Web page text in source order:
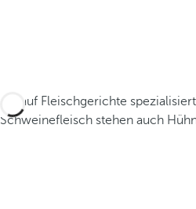
Ein auf Fleischgerichte
Schweinefleisch stehen auch